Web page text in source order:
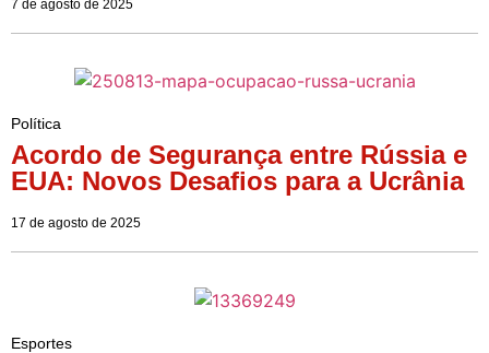
7 de agosto de 2025
Política
Acordo de Segurança entre Rússia e
EUA: Novos Desafios para a Ucrânia
17 de agosto de 2025
Esportes